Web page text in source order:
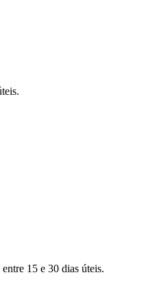
15 e 30 dias úteis.